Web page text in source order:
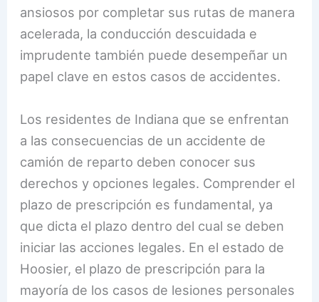
ansiosos por completar sus rutas de manera
acelerada, la conducción descuidada e
imprudente también puede desempeñar un
papel clave en estos casos de accidentes.
Los residentes de Indiana que se enfrentan
a las consecuencias de un accidente de
camión de reparto deben conocer sus
derechos y opciones legales. Comprender el
plazo de prescripción es fundamental, ya
que dicta el plazo dentro del cual se deben
iniciar las acciones legales. En el estado de
Hoosier, el plazo de prescripción para la
mayoría de los casos de lesiones personales